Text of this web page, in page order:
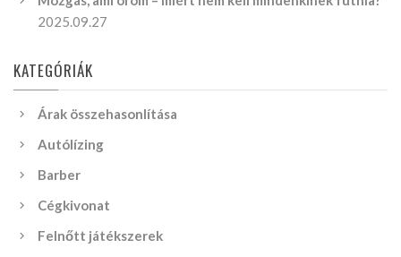
2025.09.27
KATEGÓRIÁK
Árak összehasonlítása
Autólízing
Barber
Cégkivonat
Felnőtt játékszerek